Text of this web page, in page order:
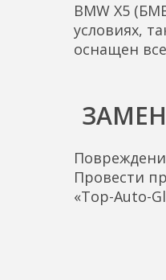
BMW X5
условиях,
оснащен
Провести
«Top-Auto-